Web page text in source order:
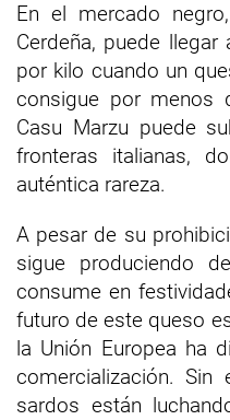
En el mercado
Cerdeña, puede
por kilo cuando un
consigue por menos
Casu Marzu puede
fronteras italianas,
auténtica rareza.
A pesar de su
sigue produciendo
consume en
futuro de este queso
la Unión Europea ha
comercialización. Sin
sardos están